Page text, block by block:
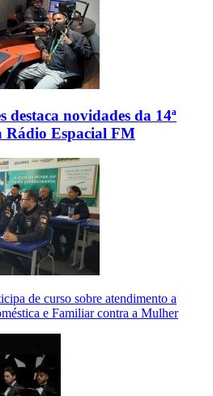
destaca novidades da 14ª
Rádio Espacial FM
de curso sobre atendimento a
e Familiar contra a Mulher